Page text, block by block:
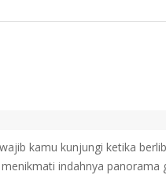
kamu kunjungi ketika
indahnya panorama